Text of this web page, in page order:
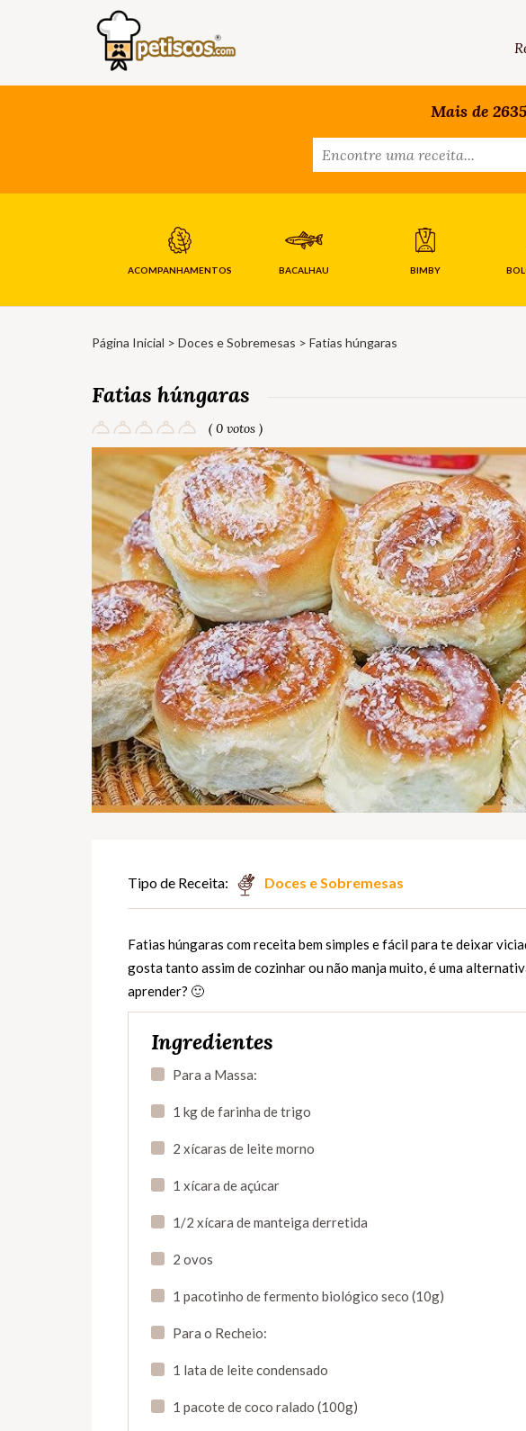
Mais de
ACOMPANHAMENTOS BACALHAU BIMBY
Página Inicial > Doces e Sobremesas > Fatias húngaras
Fatias húngaras
( 0 votos )
Tipo de Receita: Doces e Sobremesas
Fatias húngaras com receita bem simples e fácil para te deixar
gosta tanto assim de cozinhar ou não manja muito, é uma
aprender? 🙂
Ingredientes
Para a Massa:
1 kg de farinha de trigo
2 xícaras de leite morno
1 xícara de açúcar
1/2 xícara de manteiga derretida
2 ovos
1 pacotinho de fermento biológico seco (10g)
Para o Recheio:
1 lata de leite condensado
1 pacote de coco ralado (100g)